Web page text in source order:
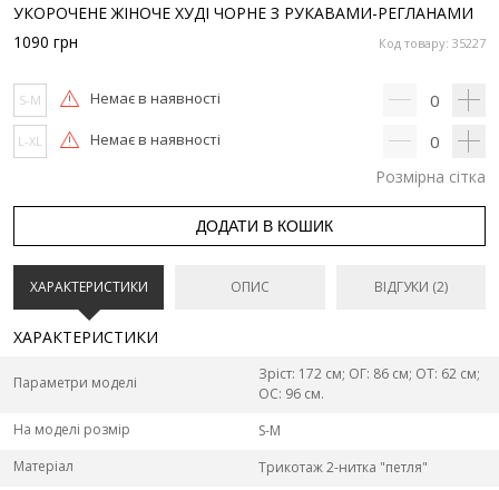
УКОРОЧЕНЕ ЖІНОЧЕ ХУДІ ЧОРНЕ З РУКАВАМИ-РЕГЛАНАМИ
Код товару: 35227
1090 грн
S-M Немає в наявності 0
L-XL Немає в наявності 0
Розмірна сітка
ДОДАТИ В КОШИК
ХАРАКТЕРИСТИКИ ОПИС ВІДГУКИ (2)
ХАРАКТЕРИСТИКИ
Параметри моделі
Зріст: 172 см; ОГ: 86 см; ОТ: 62 см;
ОС: 96 см.
На моделі розмір
S-M
Матеріал
Трикотаж 2-нитка "петля"